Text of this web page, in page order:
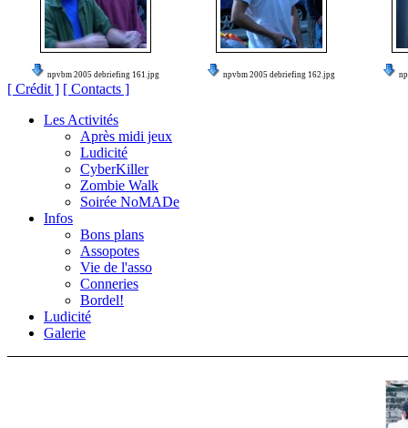
npvbm 2005 debriefing 161.jpg npvbm 2005 debriefing 162.jpg
[ Crédit ] [ Contacts ]
Les Activités
Après midi jeux
Ludicité
CyberKiller
Zombie Walk
Soirée NoMADe
Infos
Bons plans
Assopotes
Vie de l'asso
Conneries
Bordel!
Ludicité
Galerie